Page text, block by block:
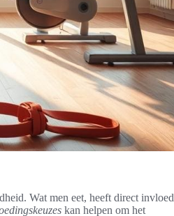
Wat men eet, heeft direct invloed
kan helpen om het